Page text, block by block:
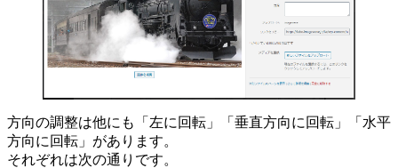
方向の調整は他にも「左に回転」「垂直方向に回転」「水平
方向に回転」があります。
それぞれは次の通りです。